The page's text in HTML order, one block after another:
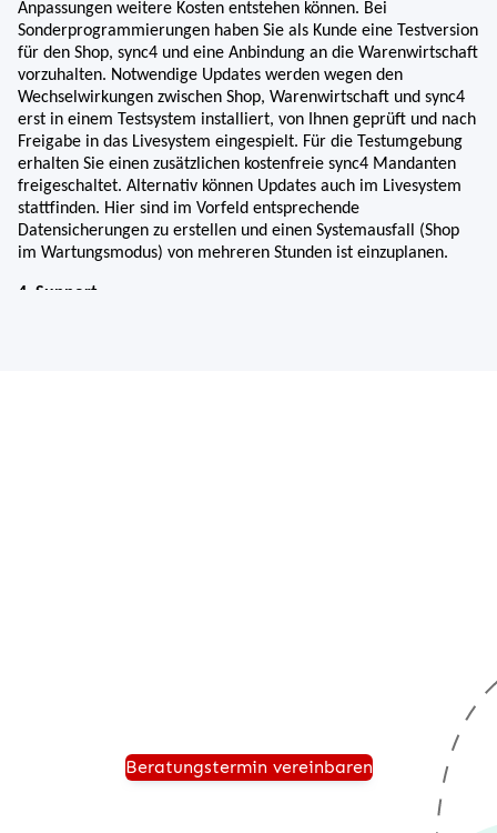
Beratungstermin vereinbaren